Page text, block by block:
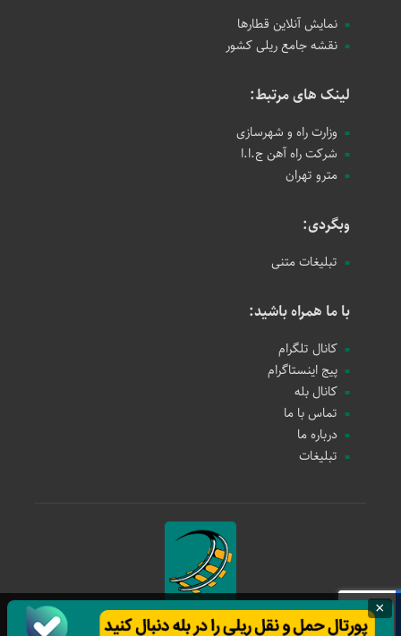
نمایش آنلاین قطارها
نقشه جامع ریلی کشور
لینک های مرتبط:
وزارت راه و شهرسازی
شرکت راه آهن ج.ا.ا
مترو تهران
وبگردی:
تبلیغات متنی
با ما همراه باشید:
کانال تلگرام
پیج اینستاگرام
کانال بله
تماس با ما
درباره ما
تبلیغات
حمل و نقل ریلی
×